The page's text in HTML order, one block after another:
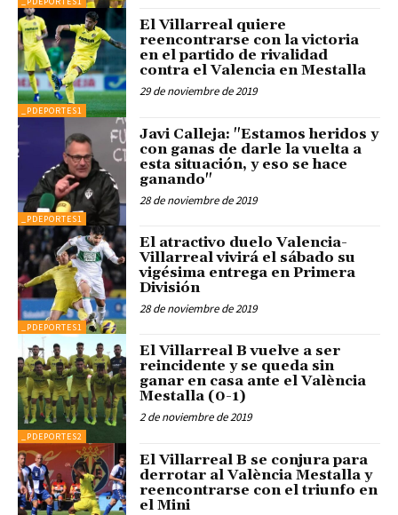
_PDEPORTES1
El Villarreal quiere
reencontrarse con la victoria
en el partido de rivalidad
contra el Valencia en Mestalla
29 de noviembre de 2019
_PDEPORTES1
Javi Calleja: "Estamos heridos y
con ganas de darle la vuelta a
esta situación, y eso se hace
ganando"
28 de noviembre de 2019
_PDEPORTES1
El atractivo duelo Valencia-
Villarreal vivirá el sábado su
vigésima entrega en Primera
División
28 de noviembre de 2019
_PDEPORTES2
El Villarreal B vuelve a ser
reincidente y se queda sin
ganar en casa ante el València
Mestalla (0-1)
2 de noviembre de 2019
El Villarreal B se conjura para
derrotar al València Mestalla y
reencontrarse con el triunfo en
el Mini